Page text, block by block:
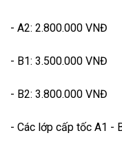
- A2: 2.800.000 VNĐ
- B1: 3.500.000 VNĐ
- B2: 3.800.000 VNĐ
- Các lớp cấp tốc A1 -